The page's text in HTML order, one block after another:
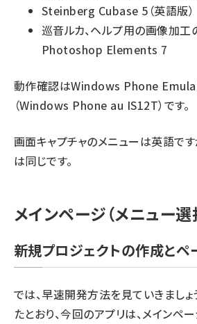
Steinberg Cubase 5（英語版）
巡音ルカ、ヘルプ用の画像加
Photoshop Elements 7
動作確認はWindows Phone
（Windows Phone au IS12T）です。
画面キャプチャのメニューは英語で
は同じです。
メインページ（メニュー
新規プロジェクトの作成とペ
では、早速開発方法を見ていきましょ
たとおり、今回のアプリは、メインペ